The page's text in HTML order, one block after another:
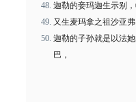
迦勒的妾玛迦生示别，
又生麦玛拿之祖沙亚
迦勒的子孙就是以法
巴，